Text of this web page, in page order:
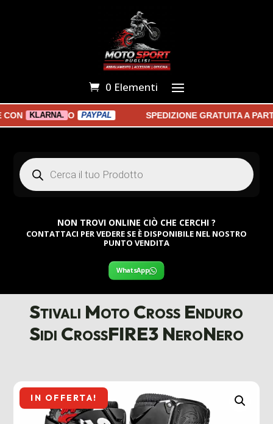
0 Elementi
KLARNA. O PAYPAL SPEDIZIONE GRATUITA A
Products
search
NON TROVI ONLINE CIÒ CHE CERCHI ?
CONTATTACI PER VEDERE SE È DISPONIBILE NEL NOSTRO
PUNTO VENDITA
WhatsApp
Stivali Moto Cross Enduro
Sidi CrossFIRE3 NeroNero
IN OFFERTA!